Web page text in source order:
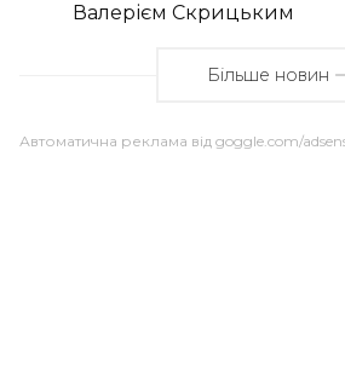
Валерієм Скрицьким
Більше новин
Автоматична реклама від goggle.com/